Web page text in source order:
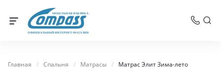
МЕБЕЛЬНАЯ ФАБРИКА
ОФИЦИАЛЬНЫЙ ИНТЕРНЕТ-МАГАЗИН
Главная / Спальня / Матрасы / Матрас Элит Зима-лето